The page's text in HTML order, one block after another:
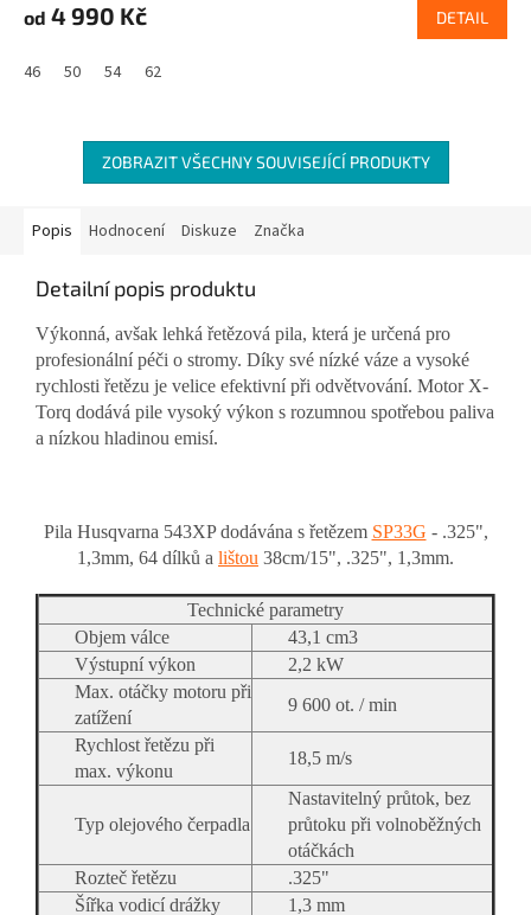
od 4 990 Kč DETAIL
46 50 54 62
ZOBRAZIT VŠECHNY SOUVISEJÍCÍ PRODUKTY
Popis Hodnocení Diskuze Značka
Detailní popis produktu
Výkonná, avšak lehká řetězová pila, která je určená pro
profesionální péči o stromy. Díky své nízké váze a vysoké
rychlosti řetězu je velice efektivní při odvětvování. Motor X-
Torq dodává pile vysoký výkon s rozumnou spotřebou paliva
a nízkou hladinou emisí.
Pila Husqvarna 543XP dodávána s řetězem SP33G - .325",
1,3mm, 64 dílků a lištou 38cm/15", .325", 1,3mm.
Technické parametry
Objem válce
43,1 cm3
Výstupní výkon
2,2 kW
Max. otáčky motoru při
zatížení
9 600 ot. / min
Rychlost řetězu při
max. výkonu
18,5 m/s
Typ olejového čerpadla
Nastavitelný průtok, bez
průtoku při volnoběžných
otáčkách
Rozteč řetězu
.325"
Šířka vodicí drážky
1,3 mm